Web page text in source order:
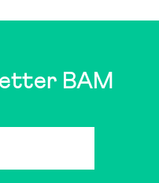
BAM